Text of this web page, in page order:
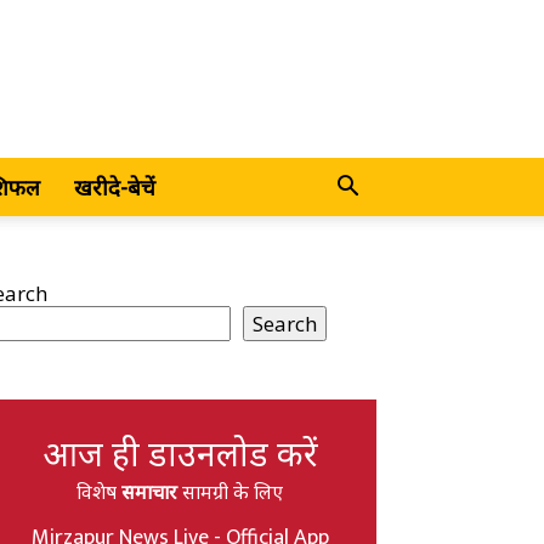
खरीदे-बेचें
Search
आज ही डाउनलोड करें
विशेषसमाचारसामग्री के लिए